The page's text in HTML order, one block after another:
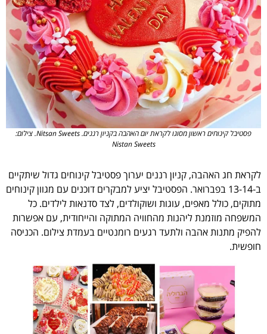
פסטיבל קינוחים ראשון מסוגו לקראת יום האהבה בקניון רננים. Nitsan Sweets. צילום:
Nistan Sweets
לקראת חג האהבה, קניון רננים יערוך פסטיבל קינוחים גדול שיתקיים
ב-13-14 בפברואר. הפסטיבל יציע למבקרים דוכנים עם מגוון קינוחים
מתוקים, כולל מאפים, עוגות ושוקולדים, לצד סדנאות לילדים. כל
המשפחה מוזמנת ליהנות מהחוויה המתוקה והייחודית, עם אפשרות
להפיק מתנות אהבה ולתעד רגעים רומנטיים בעמדת צילום. הכניסה
חופשית.